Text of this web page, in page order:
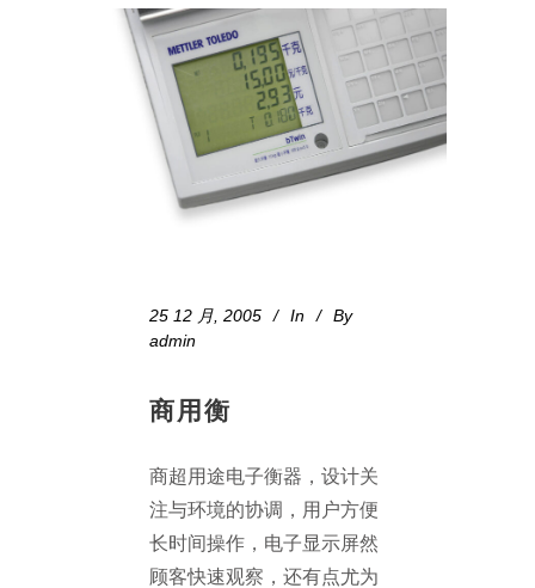
25 12 月, 2005 In
By
admin
商用衡
商超用途电子衡器，设计关
注与环境的协调，用户方便
长时间操作，电子显示屏然
顾客快速观察，还有点尤为